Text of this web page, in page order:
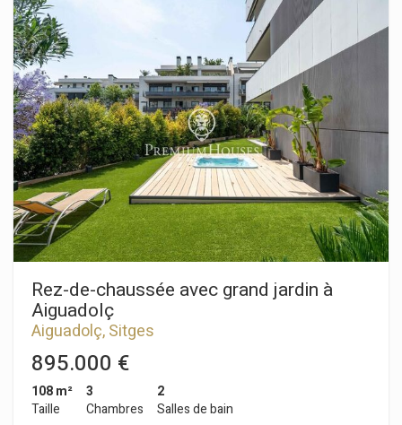
plafonds et une luminosité abondante, alliant un design
intérieur moderne à la préservation des pièces et détails
d'origine de 1901. La pièce à vivre comprend un spacieux et
lumineux salon-salle à manger avec cuisine ouverte, où des
éléments d'origine tels que la cheminée, le sol et un
magnifique balcon ont été conservés. Depuis cette pièce,
nous accédons à une grande terrasse ensoleillée de 100 m²
avec jacuzzi et buanderie. La partie nuit comprend une suite
avec un mur en pierre ainsi que des placards intégrés, trois
autres chambres doubles et une salle de bain complète
desert le reste de l'appartement. L'appartement est situé au
centre de Vilanova i la Geltrú, dans une zone piétonne très
calme avec tous les services au rez-de-chaussée.
Rez-de-chaussée avec grand jardin à
Aiguadolç
Aiguadolç, Sitges
895.000 €
108 m²
Taille
3
Chambres
2
Salles de bain